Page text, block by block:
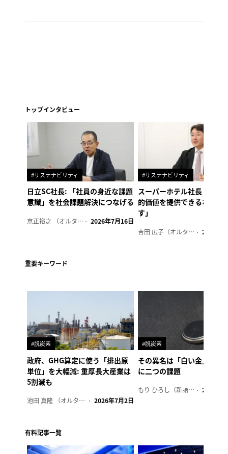
トップインタビュー
#サステナビリティ
日立SC社長: 「社員の身近な課題
意識」を社会課題解決につなげる
京正裕之 （オルタナ副編集長） 2026年7月16日
#サステナビリティ
スーパーホテル社長「地域
的価値を提供できるホテル
す」
吉田 広子（オルタナ輪番編集長） 2026年6
重要キーワード
#脱炭素
政府、GHG算定に使う「排出原
単位」を大幅減: 重厚長大産業は
5割減も
池田 真隆 （オルタナ輪番編集長） 2026年7月2日
#脱炭素
その異名は「白い金」、リ
に二つの課題
もり ひろし（新語ウォッチャー） 2023年7
有料記事一覧